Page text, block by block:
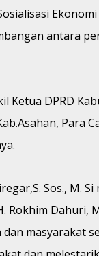
antara
Ketua DPRD
Para
Sos., M.
Rokhim
masyarakat